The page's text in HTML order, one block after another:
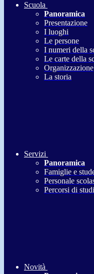
Scuola
Panoramica
Presentazione
I luoghi
Le persone
I numeri della
Le carte della
Organizzazione
La storia
Servizi
Panoramica
Famiglie e
Personale
Percorsi di
Novità